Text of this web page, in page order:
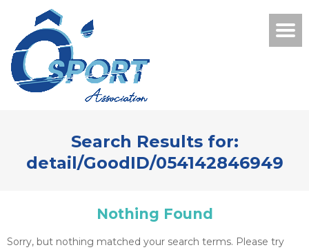
Search Results for:
detail/GoodID/054142846949
Nothing Found
Sorry, but nothing matched your search terms. Please try